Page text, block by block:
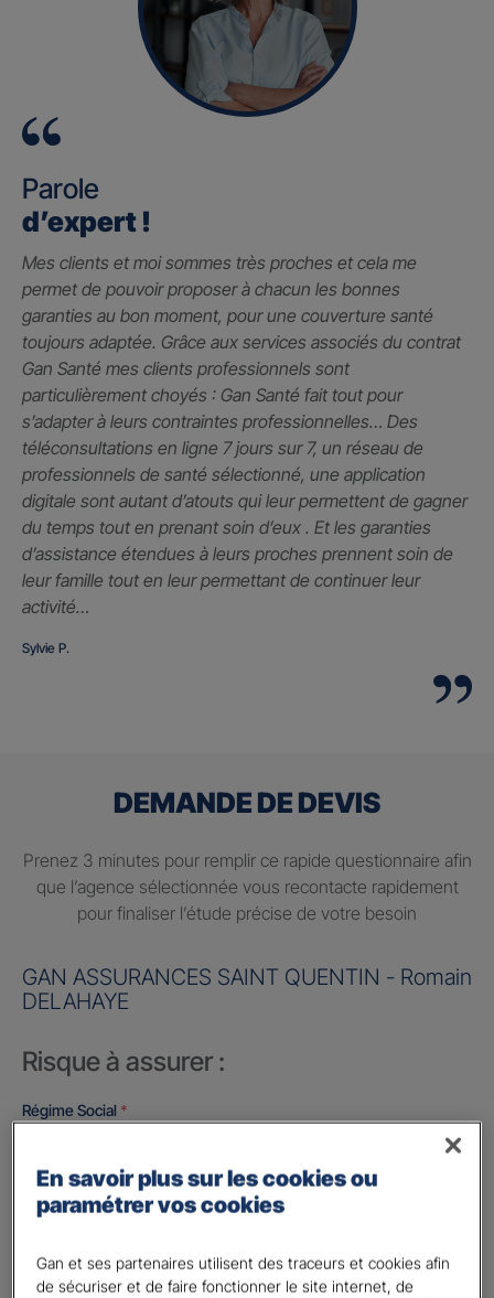
Parole
d’expert !
Mes clients et moi sommes très proches et cela me
permet de pouvoir proposer à chacun les bonnes
garanties au bon moment, pour une couverture santé
toujours adaptée. Grâce aux services associés du contrat
Gan Santé mes clients professionnels sont
particulièrement choyés : Gan Santé fait tout pour
s’adapter à leurs contraintes professionnelles… Des
téléconsultations en ligne 7 jours sur 7, un réseau de
professionnels de santé sélectionné, une application
digitale sont autant d’atouts qui leur permettent de gagner
du temps tout en prenant soin d’eux . Et les garanties
d’assistance étendues à leurs proches prennent soin de
leur famille tout en leur permettant de continuer leur
activité…
Sylvie P.
DEMANDE DE DEVIS
Prenez 3 minutes pour remplir ce rapide questionnaire afin
que l’agence sélectionnée vous recontacte rapidement
pour finaliser l’étude précise de votre besoin
GAN ASSURANCES SAINT QUENTIN - Romain
DELAHAYE
Risque à assurer :
Régime Social *
Régime des travailleurs non - salariés
Régime Agricole
Bénéficiaire(s) *
En savoir plus sur les cookies ou
paramétrer vos cookies
Gan et ses partenaires utilisent des traceurs et cookies afin
de sécuriser et de faire fonctionner le site internet, de